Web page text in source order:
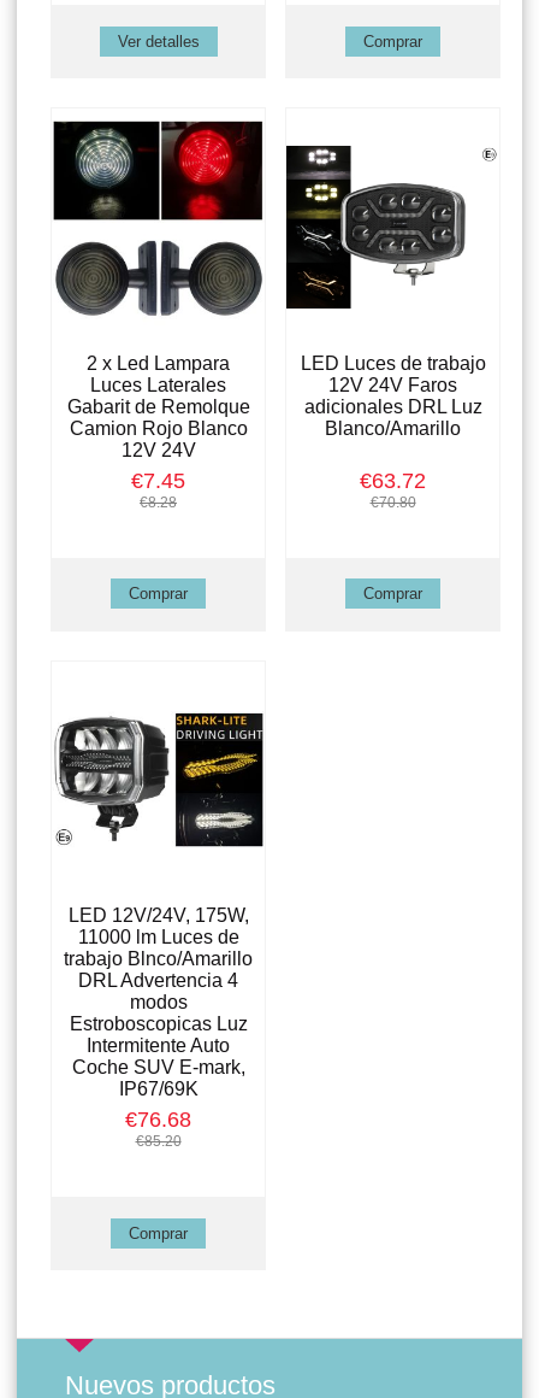
Ver detalles
2 x Led Lampara
Luces Laterales
Gabarit de Remolque
Camion Rojo Blanco
12V 24V
€7.45
€8.28
LED Luces de trabajo
12V 24V Faros
adicionales DRL Luz
Blanco/Amarillo
€63.72
€70.80
LED 12V/24V, 175W,
11000 lm Luces de
trabajo Blnco/Amarillo
DRL Advertencia 4
modos
Estroboscopicas Luz
Intermitente Auto
Coche SUV E-mark,
IP67/69K
€76.68
€85.20
Nuevos productos